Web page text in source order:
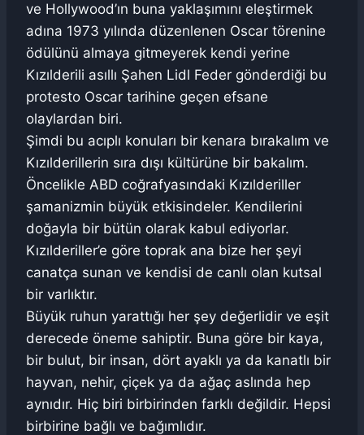
ve Hollywood’ın buna yaklaşımını eleştirmek
adına 1973 yılında düzenlenen Oscar törenine
ödülünü almaya gitmeyerek kendi yerine
Kızılderili asıllı Şahen Lidl Feder gönderdiği bu
protesto Oscar tarihine geçen efsane
olaylardan biri.
Şimdi bu acıplı konuları bir kenara bırakalım ve
Kızılderillerin sıra dışı kültürüne bir bakalım.
Öncelikle ABD coğrafyasındaki Kızılderiller
şamanizmin büyük etkisindeler. Kendilerini
doğayla bir bütün olarak kabul ediyorlar.
Kızılderiller’e göre toprak ana bize her şeyi
canatça sunan ve kendisi de canlı olan kutsal
bir varlıktır.
Büyük ruhun yarattığı her şey değerlidir ve eşit
derecede öneme sahiptir. Buna göre bir kaya,
bir bulut, bir insan, dört ayaklı ya da kanatlı bir
hayvan, nehir, çiçek ya da ağaç aslında hep
aynıdır. Hiç biri birbirinden farklı değildir. Hepsi
birbirine bağlı ve bağımlıdır.